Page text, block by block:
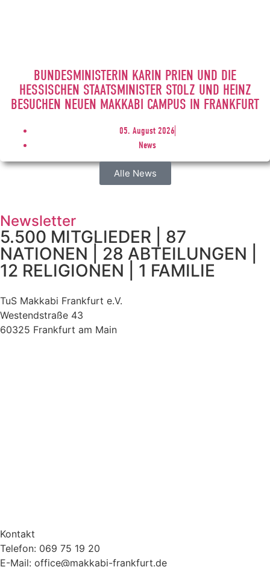
BUNDESMINISTERIN KARIN PRIEN UND DIE
HESSISCHEN STAATSMINISTER STOLZ UND HEINZ
BESUCHEN NEUEN MAKKABI CAMPUS IN FRANKFURT
05. August 2026
News
Alle News
Newsletter
5.500 MITGLIEDER | 87
NATIONEN | 28 ABTEILUNGEN |
12 RELIGIONEN | 1 FAMILIE
TuS Makkabi Frankfurt e.V.
Westendstraße 43
60325 Frankfurt am Main
Kontakt
Telefon: 069 75 19 20
E-Mail: office@makkabi-frankfurt.de